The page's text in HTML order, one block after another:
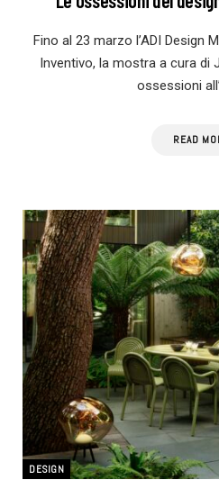
Fino al 23 marzo l’ADI Design
Inventivo, la mostra a cura di
ossessioni
READ
DESIGN